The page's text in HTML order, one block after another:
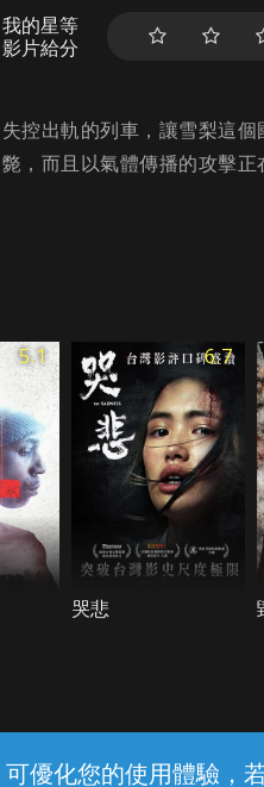
優化您的使用體驗
我的星等
影片給分
失控出軌的列車，讓雪梨這
斃，而且以氣體傳播的攻擊
5.1 6.7
哭悲
線上客服